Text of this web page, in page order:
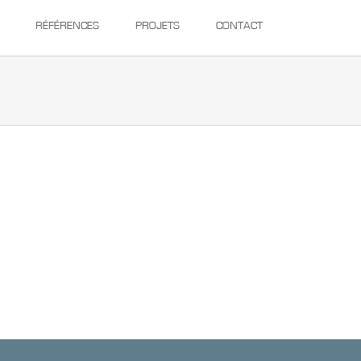
RÉFÉRENCES PROJETS CONTACT